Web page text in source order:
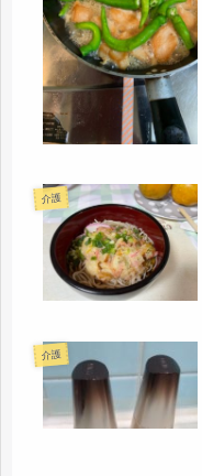
介護
介護